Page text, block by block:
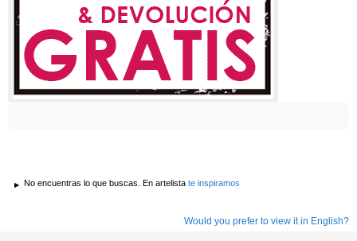
No encuentras lo que buscas. En artelista te inspiramos
Would you prefer to view it in English?